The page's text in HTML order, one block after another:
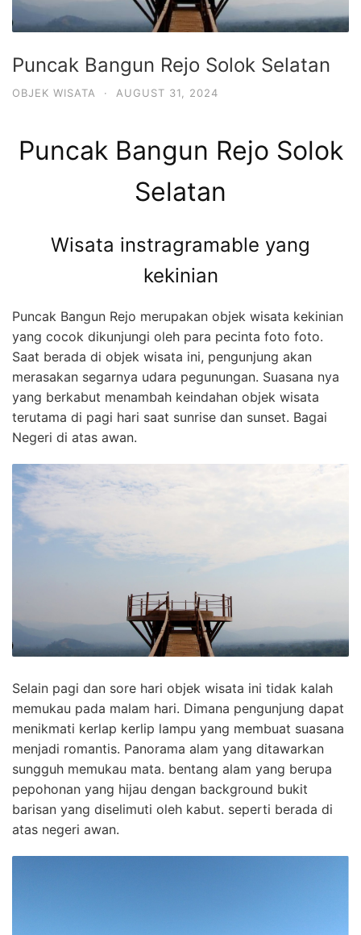
Puncak Bangun Rejo Solok Selatan
OBJEK WISATA · AUGUST 31, 2024
Puncak Bangun Rejo Solok
Selatan
Wisata instragramable yang
kekinian
Puncak Bangun Rejo merupakan objek wisata kekinian
yang cocok dikunjungi oleh para pecinta foto foto.
Saat berada di objek wisata ini, pengunjung akan
merasakan segarnya udara pegunungan. Suasana nya
yang berkabut menambah keindahan objek wisata
terutama di pagi hari saat sunrise dan sunset. Bagai
Negeri di atas awan.
Selain pagi dan sore hari objek wisata ini tidak kalah
memukau pada malam hari. Dimana pengunjung dapat
menikmati kerlap kerlip lampu yang membuat suasana
menjadi romantis. Panorama alam yang ditawarkan
sungguh memukau mata. bentang alam yang berupa
pepohonan yang hijau dengan background bukit
barisan yang diselimuti oleh kabut. seperti berada di
atas negeri awan.